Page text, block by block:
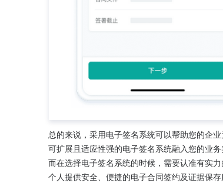
总的来说，采用电子签名系统可以帮助您的企
可扩展且适应性强的电子签名系统融入您的业
而在选择电子签名系统的时候，需要认准有实
个人提供安全、便捷的电子合同签约及证据保